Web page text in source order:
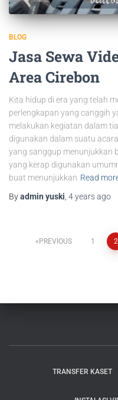
BLOG
Jasa Sewa
Area Cirebon
Kita hidup di era yang telah
perlengkapan yang canggih
melakukan kegiatan dalam
digunakan dalam suatu
yang sanggup menunjukkan
yang kerap digunakan
buat menunjukkan Read
Byadmin yuski 4 yearsago
PREVIOUS 1 2
TRANSFER KASET